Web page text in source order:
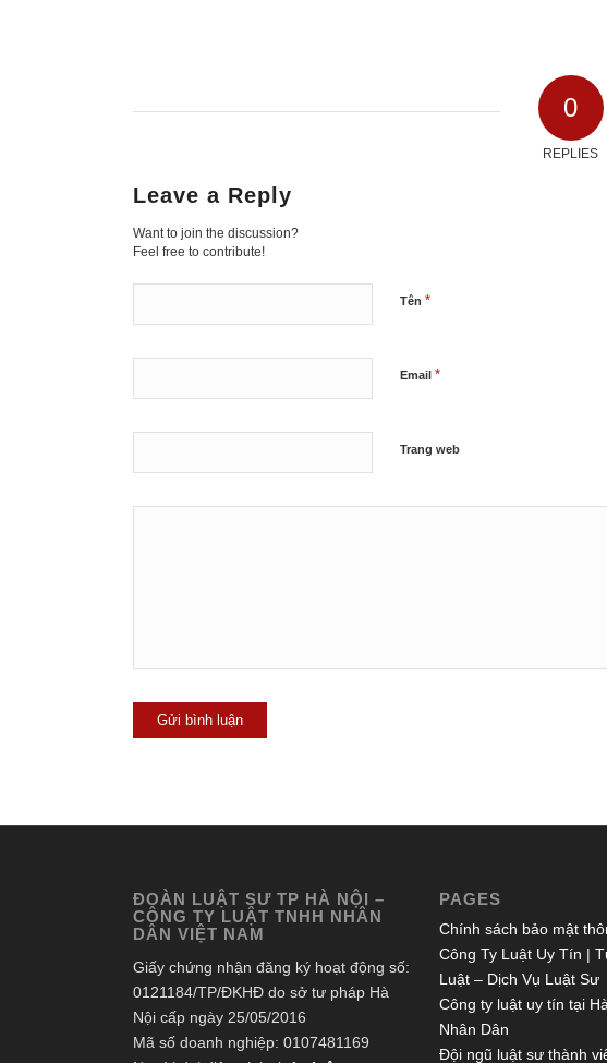
0
REPLIES
Leave a Reply
Want to join the discussion?
Feel free to contribute!
Tên *
Email *
Trang web
ĐOÀN LUẬT SƯ TP HÀ NỘI –
CÔNG TY LUẬT TNHH NHÂN
DÂN VIỆT NAM
Giấy chứng nhận đăng ký hoạt động số:
0121184/TP/ĐKHĐ do sở tư pháp Hà
Nội cấp ngày 25/05/2016
Mã số doanh nghiệp: 0107481169
PAGES
Chính sách bảo mật
Công Ty Luật Uy Tín |
Luật – Dịch Vụ Luật Sư
Công ty luật uy tín tại
Nhân Dân
Đội ngũ luật sư thành